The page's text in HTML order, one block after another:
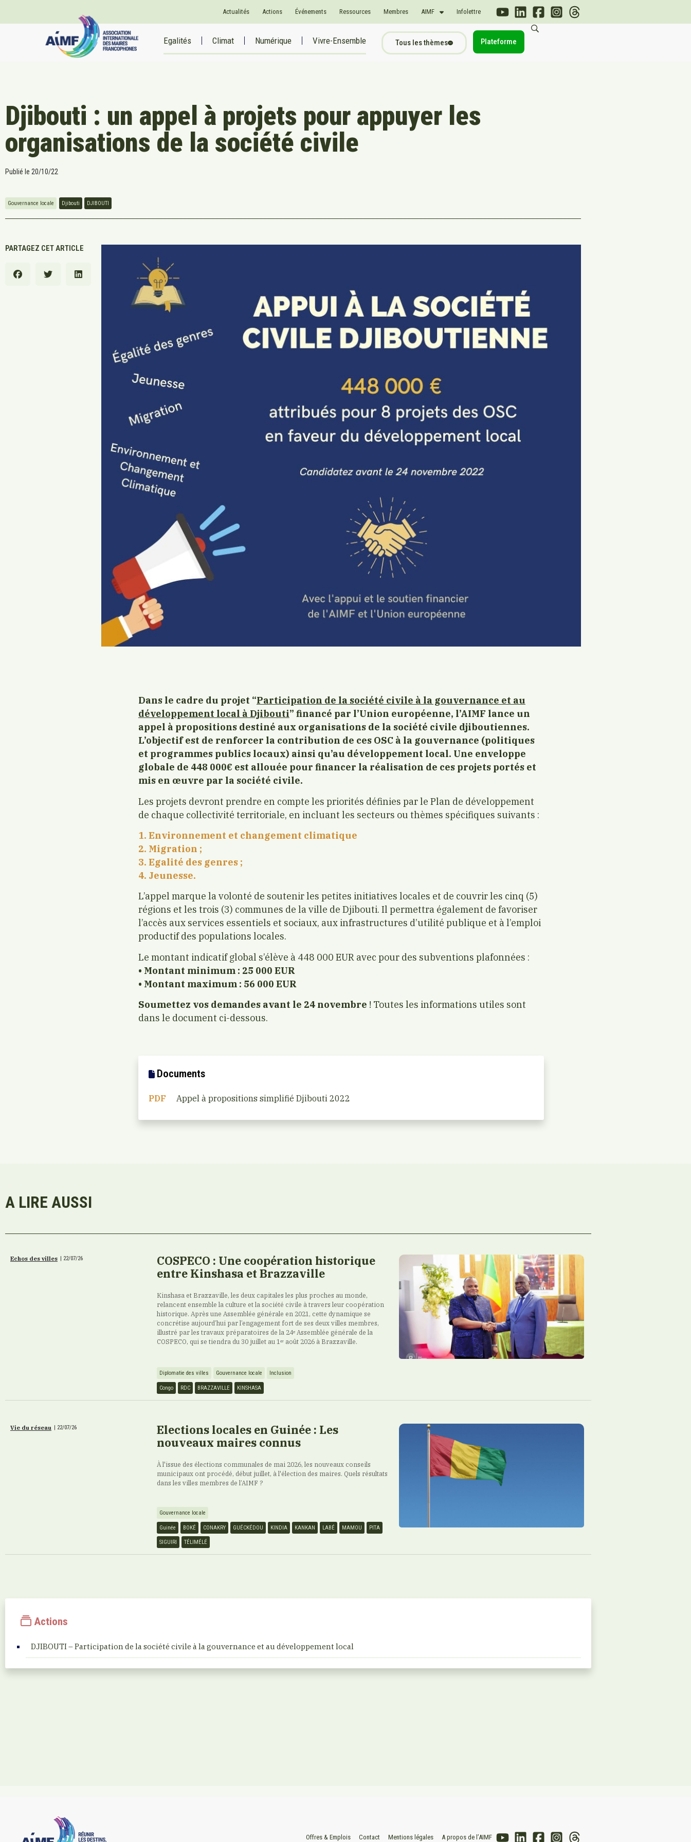
Actualités Actions Événements Ressources Membres AIMF Infolettre
Egalités Climat Numérique Vivre-Ensemble Tous les thèmes Plateforme
Djibouti : un appel à projets pour appuyer les
organisations de la société civile
Publié le 20/10/22
Gouvernance locale Djibouti DJIBOUTI
PARTAGEZ CET ARTICLE
Dans le cadre du projet “Participation de la société civile à la gouvernance et au
développement local à Djibouti” financé par l’Union européenne, l’AIMF lance un
appel à propositions destiné aux organisations de la société civile djiboutiennes.
L’objectif est de renforcer la contribution de ces OSC à la gouvernance (politiques
et programmes publics locaux) ainsi qu’au développement local. Une enveloppe
globale de 448 000€ est allouée pour financer la réalisation de ces projets portés et
mis en œuvre par la société civile.
Les projets devront prendre en compte les priorités définies par le Plan de développement
de chaque collectivité territoriale, en incluant les secteurs ou thèmes spécifiques suivants :
1. Environnement et changement climatique
2. Migration ;
3. Egalité des genres ;
4. Jeunesse.
L’appel marque la volonté de soutenir les petites initiatives locales et de couvrir les cinq (5)
régions et les trois (3) communes de la ville de Djibouti. Il permettra également de favoriser
l’accès aux services essentiels et sociaux, aux infrastructures d’utilité publique et à l’emploi
productif des populations locales.
Le montant indicatif global s’élève à 448 000 EUR avec pour des subventions plafonnées :
• Montant minimum : 25 000 EUR
• Montant maximum : 56 000 EUR
Soumettez vos demandes avant le 24 novembre ! Toutes les informations utiles sont
dans le document ci-dessous.
Documents
PDF Appel à propositions simplifié Djibouti 2022
A LIRE AUSSI
Echos des villes 22/07/26
COSPECO : Une coopération historique
entre Kinshasa et Brazzaville
Kinshasa et Brazzaville, les deux capitales les plus proches au monde,
relancent ensemble la culture et la société civile à travers leur coopération
historique. Après une Assemblée générale en 2021, cette dynamique se
concrétise aujourd’hui par l’engagement fort de ses deux villes membres,
illustré par les travaux préparatoires de la 24ᵉ Assemblée générale de la
COSPECO, qui se tiendra du 30 juillet au 1ᵉʳ août 2026 à Brazzaville.
Diplomatie des villes Gouvernance locale Inclusion
Congo RDC BRAZZAVILLE KINSHASA
Vie du réseau | 22/07/26
Elections locales en Guinée : Les
nouveaux maires connus
À l'issue des élections communales de mai 2026, les nouveaux conseils
municipaux ont procédé, début juillet, à l'élection des maires. Quels résultats
dans les villes membres de l’AIMF ?
Gouvernance locale
Guinée BOKÉ CONAKRY GUÉCKÉDOU KINDIA KANKAN LABÉ MAMOU PITA
SIGUIRI TÉLIMÉLÉ
Actions
DJIBOUTI – Participation de la société civile à la gouvernance et au développement local
Offres & Emplois Contact Mentions légales A propos de l’AIMF